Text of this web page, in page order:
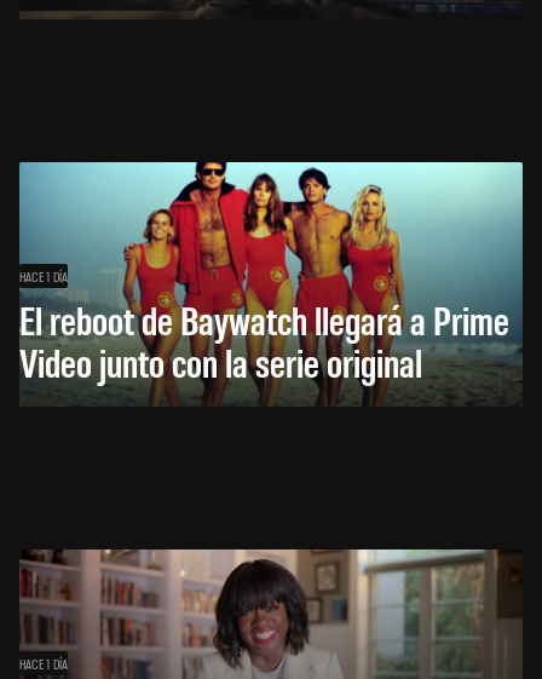
HACE 1 DÍA
El reboot de Baywatch llegará a Prime
Video junto con la serie original
HACE 1 DÍA